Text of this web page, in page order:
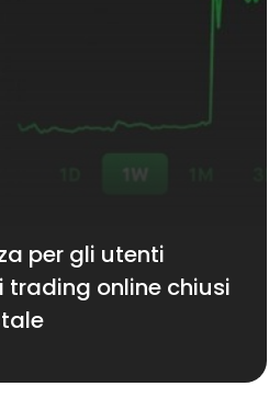
per gli utenti
online chiusi